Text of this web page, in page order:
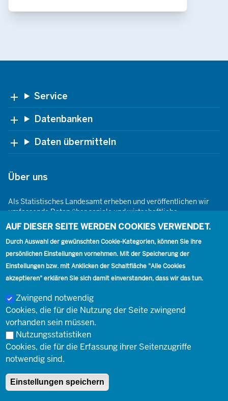
Footer Service
Datenbanken
Daten übermitteln
Über uns
Als Statistisches Landesamt erheben und veröffentlichen wir
umfassende Daten über soziale und wirtschaftliche
Gegebenheiten. Dabei sind wir den Grundsätzen der Neutralität,
Objektivität, wissenschaftlichen Unabhängigkeit und der
statistischen Geheimhaltung verpflichtet.
Footer
Kontakt
Kontakt Presse Karriere
Social
Footer
Impressum
© Landesbetrieb Information und Technik Nordrhein-Westfalen
(IT.NRW)
Impressum Datenschutz
AUF DIESER SEITE WERDEN COOKIES VERWENDET.
Durch Auswahl der gewünschten Cookie-Kategorien, können Sie ihre
persönlichen Einstellungen vornehmen. Mit der Speicherung der
Einstellungen bzw. mit Anklicken der Schaltfläche "Alle Cookies
akzeptieren" erklären Sie sich damit einverstanden, dass wir das tun.
Zwingend notwendig
Cookies, die für die Nutzung der Seite zwingend
vorhanden sein müssen.
Nutzungsstatistiken
Cookies, die für die Erfassung ihrer Seitenzugriffe
notwendig sind.
Einstellungen speichern